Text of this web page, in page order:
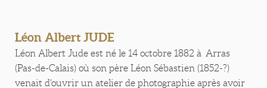
Léon Albert JUDE
Léon Albert Jude est né le 14 octobre 1882 à Arras
(Pas-de-Calais) où son père Léon Sébastien (1852-?)
venait d'ouvrir un atelier de photographie après avoir